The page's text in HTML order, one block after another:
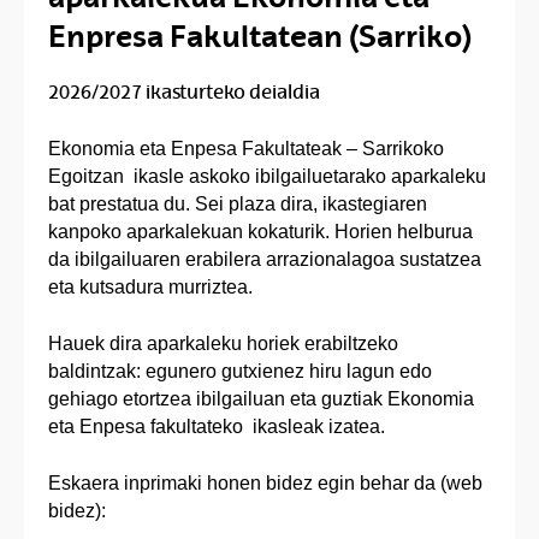
Enpresa Fakultatean (Sarriko)
2026/2027 ikasturteko deialdia
Ekonomia eta Enpesa Fakultateak – Sarrikoko
Egoitzan ikasle askoko ibilgailuetarako aparkaleku
bat prestatua du. Sei plaza dira, ikastegiaren
kanpoko aparkalekuan kokaturik. Horien helburua
da ibilgailuaren erabilera arrazionalagoa sustatzea
eta kutsadura murriztea.
Hauek dira aparkaleku horiek erabiltzeko
baldintzak: egunero gutxienez hiru lagun edo
gehiago etortzea ibilgailuan eta guztiak Ekonomia
eta Enpesa fakultateko ikasleak izatea.
Eskaera inprimaki honen bidez egin behar da (web
bidez):